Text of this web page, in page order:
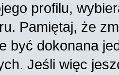
profilu,
Pamiętaj, że
być dokonana
Jeśli więc